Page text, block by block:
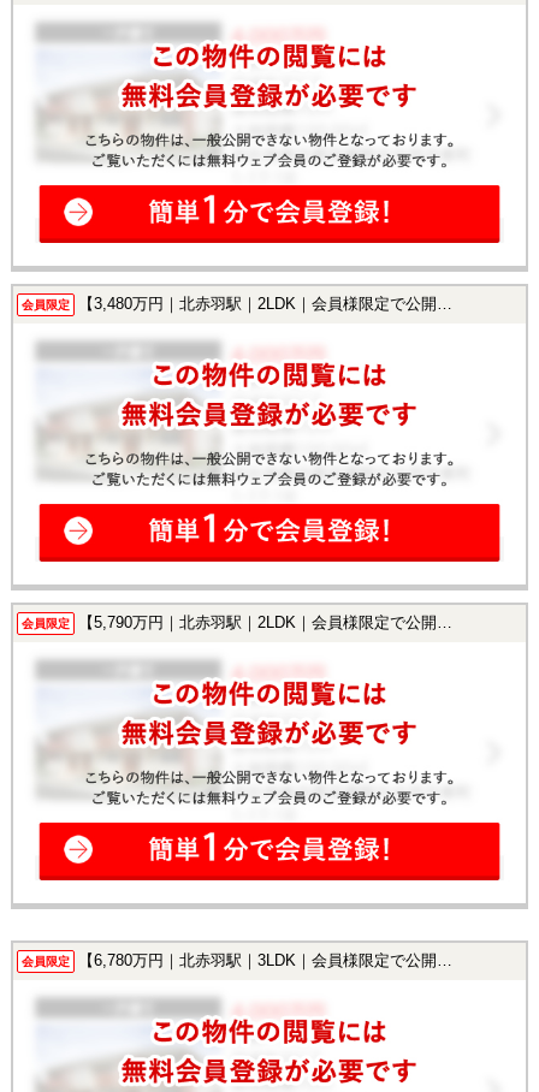
会員限定 【3,480万円｜北赤羽駅｜2LDK｜会員様限定で公開中！】
会員限定 【5,790万円｜北赤羽駅｜2LDK｜会員様限定で公開中！】
会員限定 【6,780万円｜北赤羽駅｜3LDK｜会員様限定で公開中！】